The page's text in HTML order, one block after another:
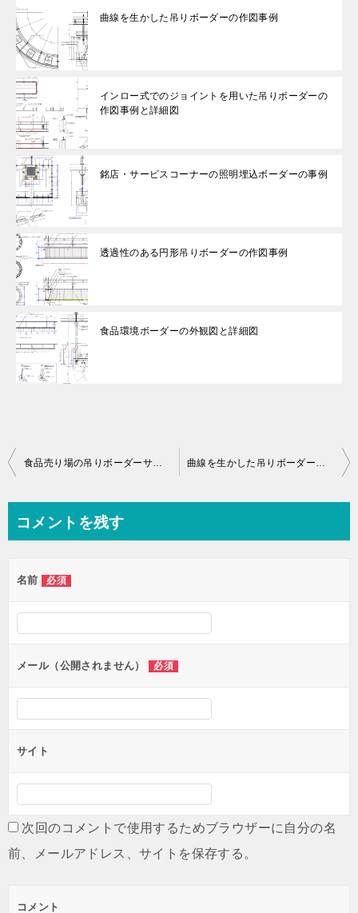
曲線を生かした吊りボーダーの作図事例
インロー式でのジョイントを用いた吊りボーダーの
作図事例と詳細図
銘店・サービスコーナーの照明埋込ボーダーの事例
透過性のある円形吊りボーダーの作図事例
食品環境ボーダーの外観図と詳細図
投
ビ
ー
シ
ョ
ン
食品売り場の吊りボーダーサイン 曲線を生かした吊りボーダーの作図事例
コメントを残す
名前 必須
メール（公開されません） 必須
サイト
次回のコメントで使用するためブラウザーに自分の名
前、メールアドレス、サイトを保存する。
コメント